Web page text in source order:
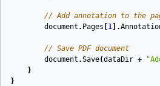
// Add annotation to the
document . Pages 1 ].
// Save PDF document
document .Save(dataDir +
}
}